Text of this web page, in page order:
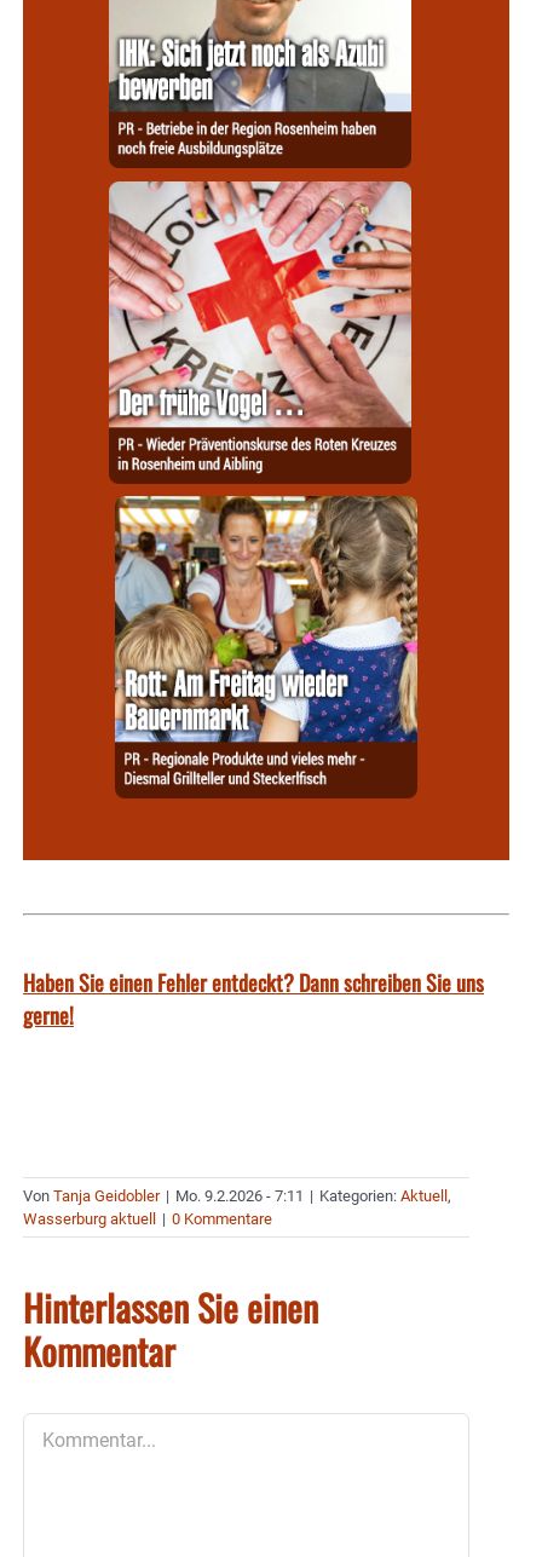
Haben Sie einen Fehler entdeckt? Dann schreiben Sie uns
gerne!
Von Tanja Geidobler | Mo. 9.2.2026 - 7:11 | Kategorien: Aktuell ,
Wasserburg aktuell
| 0 Kommentare
Hinterlassen Sie einen
Kommentar